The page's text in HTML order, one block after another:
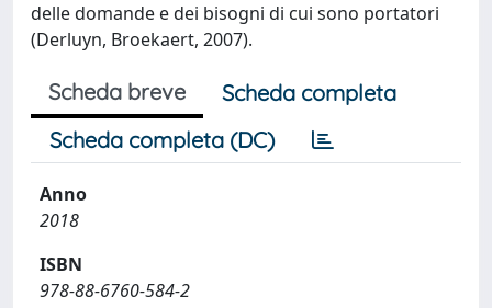
delle domande e dei bisogni di cui sono portatori
(Derluyn, Broekaert, 2007).
Scheda breve
Scheda completa
Scheda completa (DC)
Anno
2018
ISBN
978-88-6760-584-2